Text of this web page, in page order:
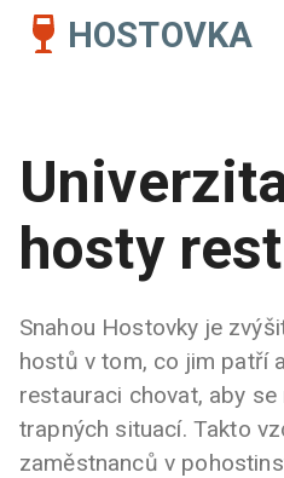
HOSTOVKA
hosty
Snahou Hostovky je
hostů v tom, co jim patří
restauraci chovat, aby
trapných situací. Takto
zaměstnanců v